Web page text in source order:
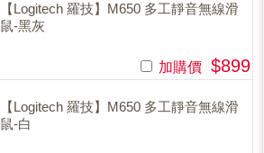
【Logitech 羅技】M650 多工靜音無線滑
鼠-黑灰
加購價 $899
【Logitech 羅技】M650 多工靜音無線滑
鼠-白